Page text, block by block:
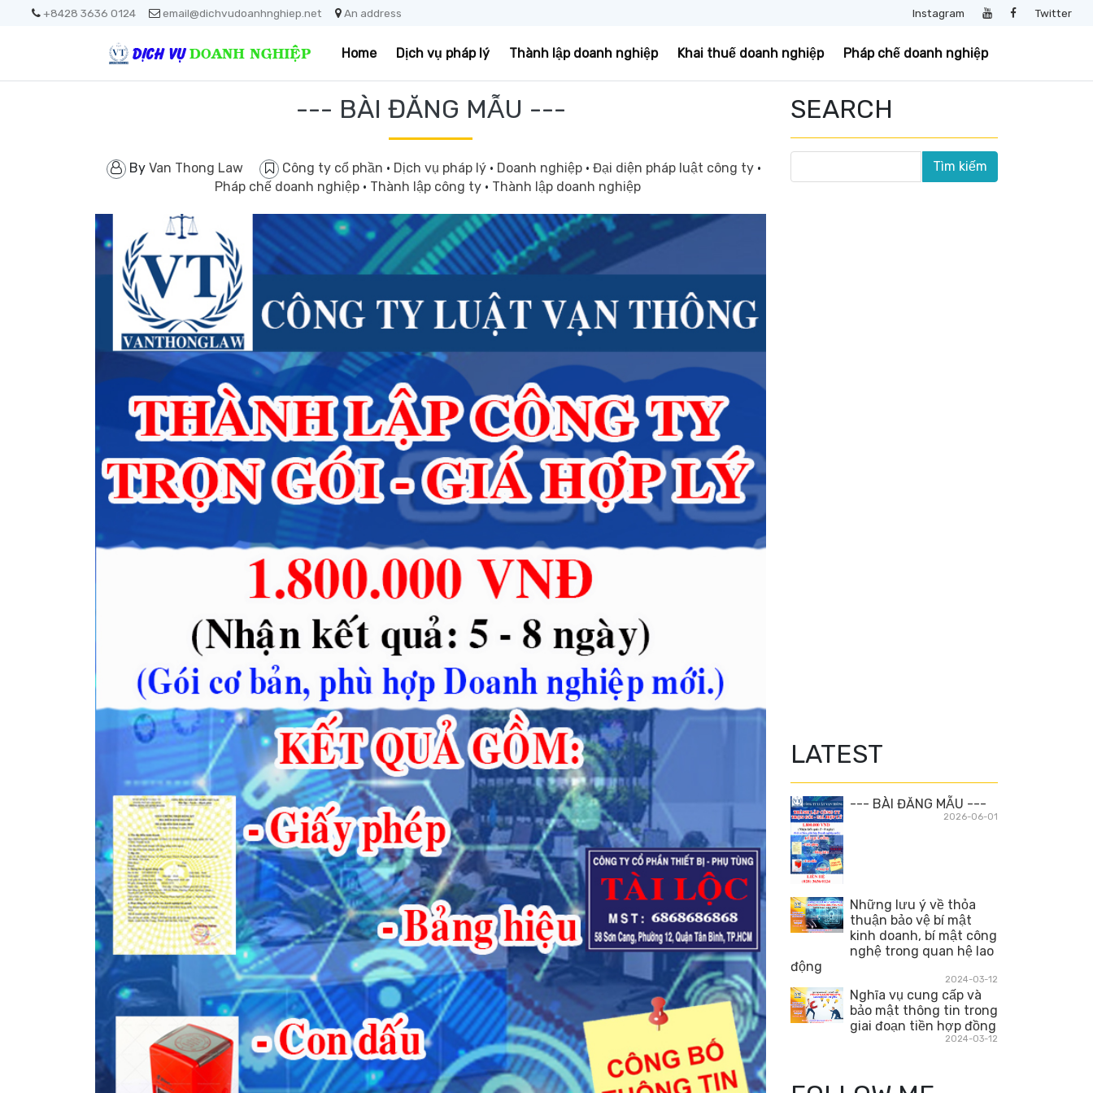
+8428 3636 0124 email@dichvudoanhnghiep.net An address Instagram Twitter
Home Dịch vụ pháp lý Thành lập doanh nghiệp Khai thuế doanh nghiệp Pháp chế doanh nghiệp
--- BÀI ĐĂNG MẪU ---
By Van Thong Law Công ty cổ phần · Dịch vụ pháp lý · Doanh nghiệp · Đại diện pháp luật công ty ·
Pháp chế doanh nghiệp · Thành lập công ty · Thành lập doanh nghiệp
SEARCH
LATEST
--- BÀI ĐĂNG MẪU ---
2026-06-01
Những lưu ý về thỏa
thuận bảo vệ bí mật
kinh doanh, bí mật công
nghệ trong quan hệ lao
động
2024-03-12
Nghĩa vụ cung cấp và
bảo mật thông tin trong
giai đoạn tiền hợp đồng
2024-03-12